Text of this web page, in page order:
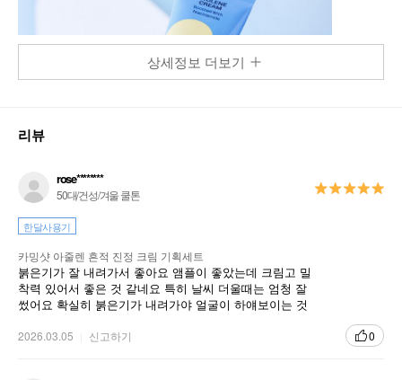
상세정보 더보기
리뷰
rose********
50대/건성/겨울 쿨톤
한달사용기
카밍샷 아줄렌 흔적 진정 크림 기획세트
붉은기가 잘 내려가서 좋아요 앰플이 좋았는데 크림고 밀
착력 있어서 좋은 것 같네요 특히 날씨 더울때는 엄청 잘
썼어요 확실히 붉은기가 내려가야 얼굴이 하얘보이는 것
2026.03.05 신고하기 0